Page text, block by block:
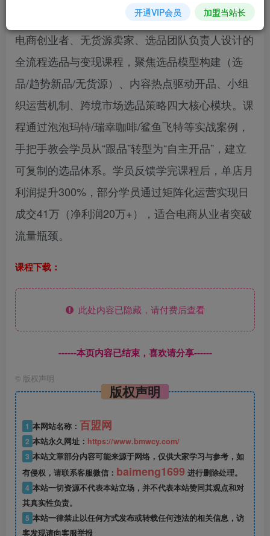
《电商选品模型与无货源创业实战课》是一门专为‌
电商创业者、无货源卖家、选品团队负责人‌设计的‌
全流程选品与变现课程‌，聚焦‌选品模型构建（选
品/趋势新品/无货源）、内容热点驱动开品、小组
织运营机制、跨境市场选品策略‌四大核心模块。课
程通过‌泡泡玛特/瑞幸咖啡/鲨鱼飞特等实战案例‌，
手把手教会学员从“跟品”转型为“自主开品”，建立
可复制的选品体系。学员反馈学完课程后，单店月
利润提升300%，部分学员通过矩阵化运营实现日
成交41万（净利润20万+），适合电商从业者突破
流量瓶颈。
课程下载：
此处内容已隐藏，请付费后查看
------本页内容已结束，喜欢请分享------
© 版权声明
版权声明
1 本网站名称： 百盟网
2 本站永久网址： https://www.bmwcy.com/
3 本站文章部分内容可能来源于网络，仅供大家学习与参考，如
有侵权，请联系客服微信： baimeng1699 进行删除处理。
4 本站一切资源不代表本站立场，并不代表本站赞同其观点和对
其真实性负责。
5 本站一律禁止以任何方式发布或转载任何违法的相关信息，访
客发现请向客服举报
开通VIP会员 加盟当站长